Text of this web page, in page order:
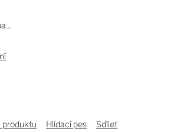
produktu
Hlídací pes Sdílet